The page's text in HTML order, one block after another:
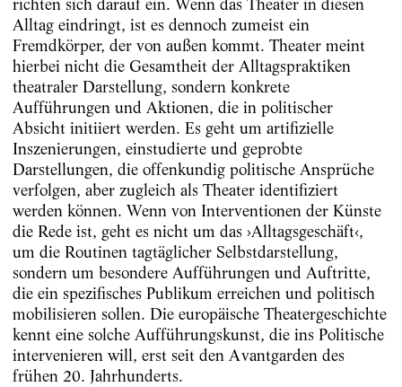
richten sich darauf ein. Wenn das Theater in diesen
Alltag eindringt, ist es dennoch zumeist ein
Fremdkörper, der von außen kommt. Theater meint
hierbei nicht die Gesamtheit der Alltagspraktiken
theatraler Darstellung, sondern konkrete
Aufführungen und Aktionen, die in politischer
Absicht initiiert werden. Es geht um artifizielle
Inszenierungen, einstudierte und geprobte
Darstellungen, die offenkundig politische Ansprüche
verfolgen, aber zugleich als Theater identifiziert
werden können. Wenn von Interventionen der Künste
die Rede ist, geht es nicht um das ›Alltagsgeschäft‹,
um die Routinen tagtäglicher Selbstdarstellung,
sondern um besondere Aufführungen und Auftritte,
die ein spezifisches Publikum erreichen und politisch
mobilisieren sollen. Die europäische Theatergeschichte
kennt eine solche Aufführungskunst, die ins Politische
intervenieren will, erst seit den Avantgarden des
frühen 20. Jahrhunderts.